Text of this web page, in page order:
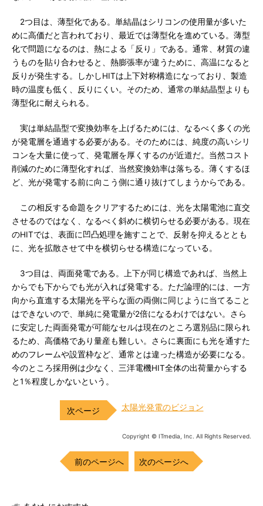
2つ目は、薄型化である。単結晶はシリコンの使用量が多いた
めに高価だと言われており、最近では薄型化を進めている。薄型
化で問題になるのは、熱による「反り」である。通常、材質の違
うものを貼り合わせると、熱膨張率が違うために、高温になると
反りが発生する。しかしHITは上下対称構造になっており、製造
時の温度も低く、反りにくい。そのため、通常の単結晶型よりも
薄型化に耐えられる。
実は単結晶型で変換効率を上げるためには、なるべく多くの光
が発電層を通過する必要がある。そのためには、純度の高いシリ
コンを大量に使って、発電層を厚くするのが近道だ。当然コスト
削減のために薄型化すれば、当然変換効率は落ちる。薄くするほ
ど、光が発電する前に向こう側に通り抜けてしまうからである。
この相反する命題をクリアするためには、光を太陽電池に直交
させるのではなく、なるべく斜めに横切らせる必要がある。現在
のHITでは、表面に凹凸処理を施すことで、反射を抑えるととも
に、光を拡散させて中を横切らせる構造になっている。
3つ目は、両面発電である。上下が同じ構造であれば、当然上
からでも下からでも光が入れば発電する。ただ論理的には、一方
向から直進する太陽光を平らな面の両側に同じように当てること
はできないので、単純に発電量が2倍になるわけではない。さら
に安定した両面発電が可能なセルは現在のところ選別品に限られ
るため、高価格であり量産も難しい。さらに裏面にも光を通すた
めのフレームや設置枠など、通常とは違った構造が必要になる。
今のところ採用例は少なく、三洋電機HIT全体の出荷量からする
と1％程度しかないという。
太陽光発電のビジョン
Copyright © ITmedia, Inc. All Rights Reserved.
前のページへ 次のページへ